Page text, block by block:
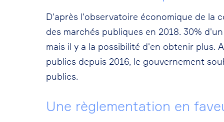
D'après l'observatoire économique de la
des marchés publiques en 2018. 30%
mais il y a la possibilité d'en obtenir plus.
publics depuis 2016, le gouvernement
publics.
Une règlementation en